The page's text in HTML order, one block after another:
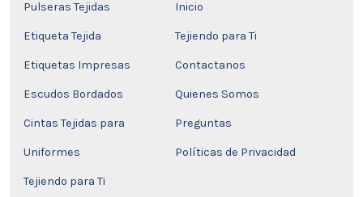
Pulseras Tejidas
Etiqueta Tejida
Etiquetas Impresas
Escudos Bordados
Cintas Tejidas para
Uniformes
Tejiendo para Ti
Inicio
Tejiendo para Ti
Contactanos
Quienes Somos
Preguntas
Políticas de Privacidad